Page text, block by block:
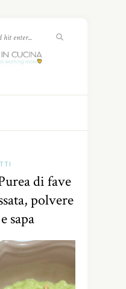
di fave
polvere
sapa